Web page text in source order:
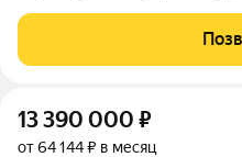
безопасности: - Современный
высококачественных
13 390 000 ₽
от 64 144 ₽ в месяц